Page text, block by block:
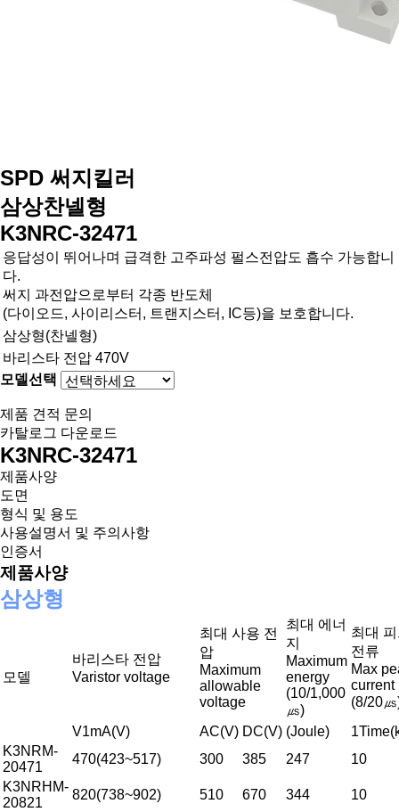
SPD 써지킬러
삼상찬넬형
K3NRC-32471
응답성이 뛰어나며 급격한 고주파성 펄스전압도 흡수 가능합니
다.
써지 과전압으로부터 각종 반도체
(다이오드, 사이리스터, 트랜지스터, IC등)을 보호합니다.
삼상형(찬넬형)
바리스타 전압 470V
모델선택
제품 견적 문의
카탈로그 다운로드
K3NRC-32471
제품사양
도면
형식 및 용도
사용설명서 및 주의사항
인증서
제품사양
삼상형
모델
바리스타 전압
Varistor voltage
최대 사용 전
압
Maximum
allowable
voltage
최대 에너
지
Maximum
energy
(10/1,000
㎲)
최대
전류
Max
current
(8/20
V1mA(V)
AC(V) DC(V) (Joule)
K3NRM-
20471
470(423~517) 300 385 247
10
K3NRHM-
20821
820(738~902) 510 670 344
10